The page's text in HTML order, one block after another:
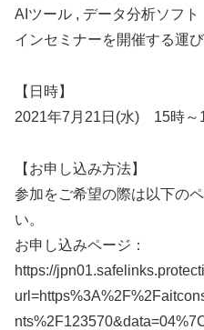
AIツール , データ分析ソフ
インセミナーを開催する運び
【日時】
2021年7月21日(水) 15時～
【お申し込み方法】
参加をご希望の際は以下の
い。
お申し込みページ：
https://